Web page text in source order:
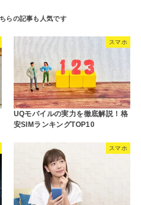
スマホ
UQモバイルの実力を徹底解説！格
安SIMランキングTOP10
スマホ